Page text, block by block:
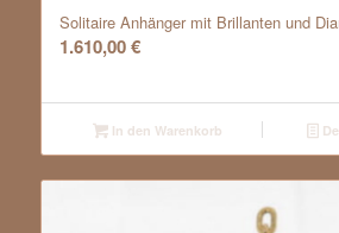
Solitaire Anhänger mit Brillanten und
1.610,00€
In den Warenkorb